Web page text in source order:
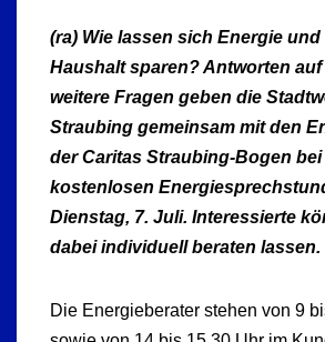
(ra) Wie lassen sich Energie und
Haushalt sparen? Antworten
weitere Fragen geben die
Straubing gemeinsam mit den
der Caritas Straubing-Bogen bei
kostenlosen
Dienstag, 7. Juli. Interessierte
dabei individuell beraten lassen.
Die Energieberater stehen von 9